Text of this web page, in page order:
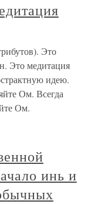
Это
Это медитация
идею.
Ом. Всегда
Ом.
инь и